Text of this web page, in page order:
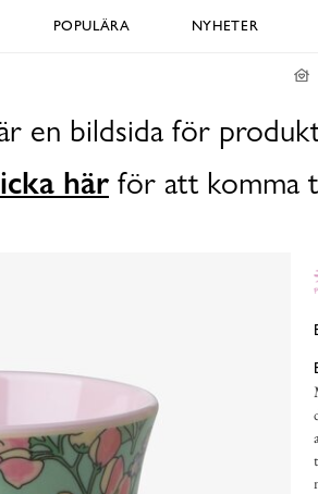
POPULÄRA NYHETER
en bildsida för
här för att komma